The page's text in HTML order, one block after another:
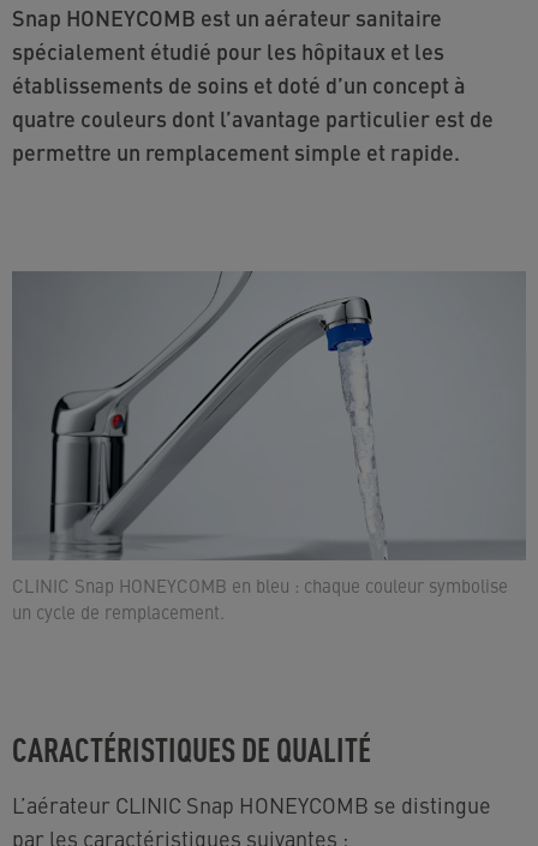
Snap HONEYCOMB est un aérateur sanitaire
spécialement étudié pour les hôpitaux et les
établissements de soins et doté d’un concept à
quatre couleurs dont l’avantage particulier est de
permettre un remplacement simple et rapide.
CLINIC Snap HONEYCOMB en bleu : chaque couleur symbolise
un cycle de remplacement.
CARACTÉRISTIQUES DE QUALITÉ
L’aérateur CLINIC Snap HONEYCOMB se distingue
par les caractéristiques suivantes :